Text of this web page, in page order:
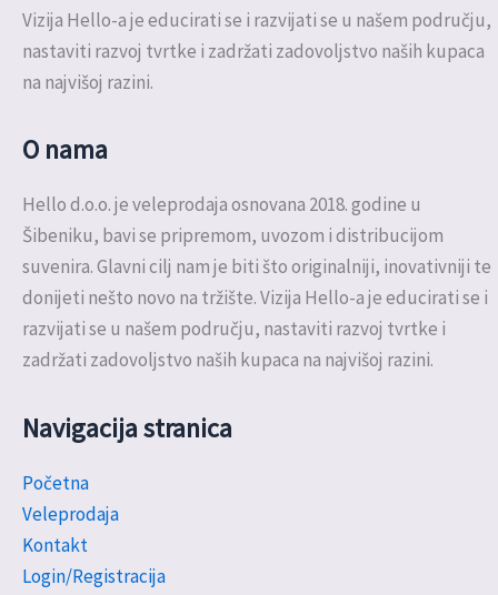
Vizija Hello-a je educirati se i razvijati se u našem području,
nastaviti razvoj tvrtke i zadržati zadovoljstvo naših kupaca
na najvišoj razini.
O nama
Hello d.o.o. je veleprodaja osnovana 2018. godine u
Šibeniku, bavi se pripremom, uvozom i distribucijom
suvenira. Glavni cilj nam je biti što originalniji, inovativniji te
donijeti nešto novo na tržište. Vizija Hello-a je educirati se i
razvijati se u našem području, nastaviti razvoj tvrtke i
zadržati zadovoljstvo naših kupaca na najvišoj razini.
Navigacija stranica
Početna
Veleprodaja
Kontakt
Login/Registracija